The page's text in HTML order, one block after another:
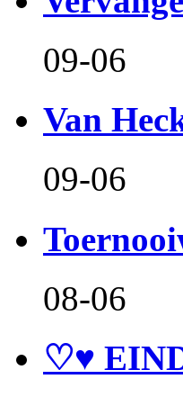
09-06
Van
09-06
08-06
♡♥